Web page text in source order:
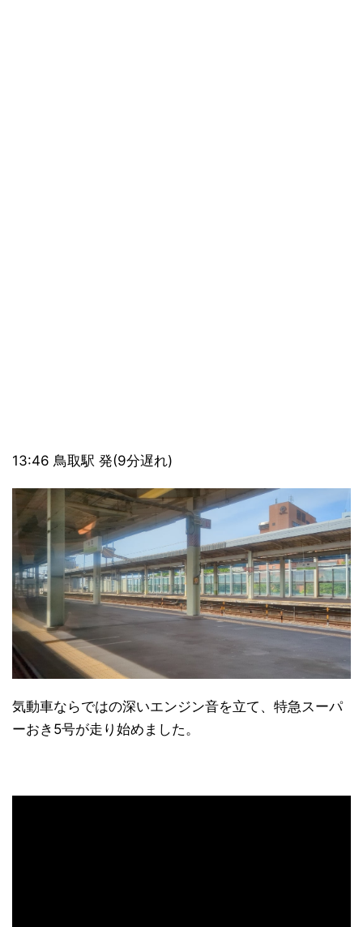
13:46 鳥取駅 発(9分遅れ)
気動車ならではの深いエンジン音を立て、特急スーパ
ーおき5号が走り始めました。